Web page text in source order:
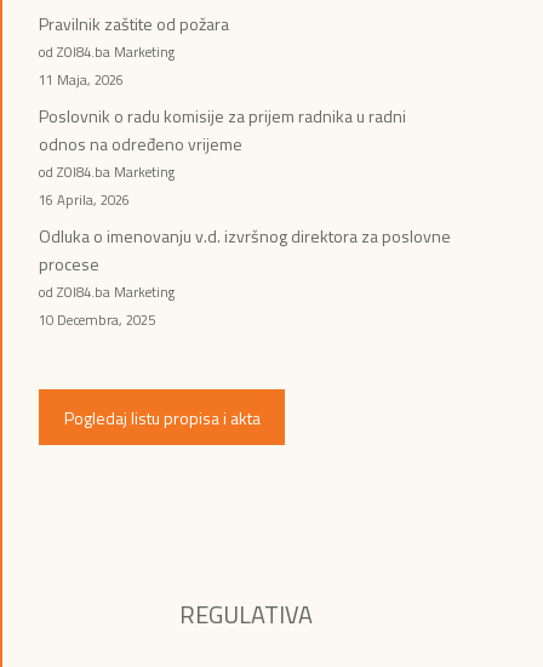
Pravilnik zaštite od požara
od ZOI84.ba Marketing
11 Maja, 2026
Poslovnik o radu komisije za prijem radnika u radni
odnos na određeno vrijeme
od ZOI84.ba Marketing
16 Aprila, 2026
Odluka o imenovanju v.d. izvršnog direktora za poslovne
procese
od ZOI84.ba Marketing
10 Decembra, 2025
Pogledaj listu propisa i akta
REGULATIVA